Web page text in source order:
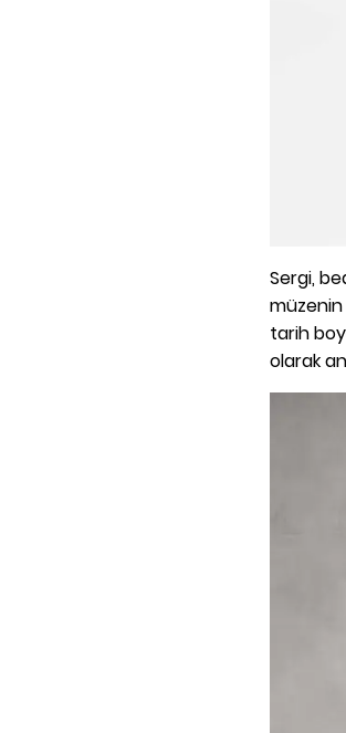
Sergi,
müzenin
tarih
olarak